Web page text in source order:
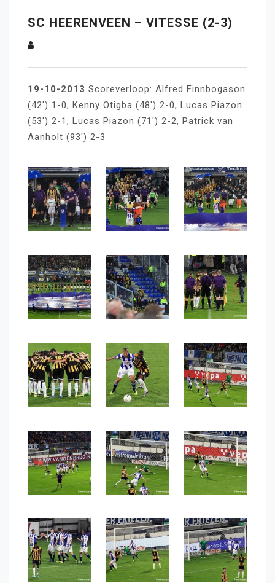
SC HEERENVEEN – VITESSE (2-3)
19-10-2013 Scoreverloop: Alfred Finnbogason
(42′) 1-0, Kenny Otigba (48′) 2-0, Lucas Piazon
(53′) 2-1, Lucas Piazon (71′) 2-2, Patrick van
Aanholt (93′) 2-3